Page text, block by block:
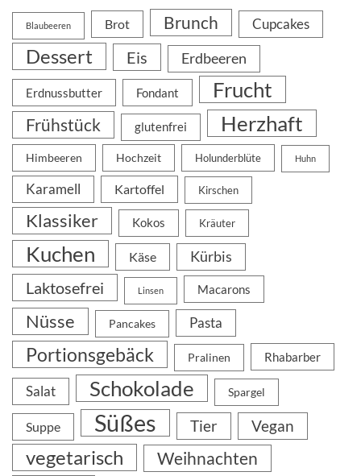
Blaubeeren Brot Brunch Cupcakes
Dessert Eis Erdbeeren
Erdnussbutter Fondant Frucht
Frühstück glutenfrei Herzhaft
Himbeeren Hochzeit Holunderblüte Huhn
Karamell Kartoffel Kirschen
Klassiker Kokos Kräuter
Kuchen Käse Kürbis
Laktosefrei Linsen Macarons
Nüsse Pancakes Pasta
Portionsgebäck Pralinen Rhabarber
Salat Schokolade Spargel
Suppe Süßes Tier Vegan
vegetarisch Weihnachten